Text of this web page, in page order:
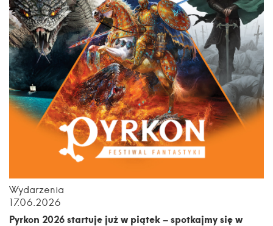
Wydarzenia
17.06.2026
Pyrkon 2026 startuje już w piątek – spotkajmy się w